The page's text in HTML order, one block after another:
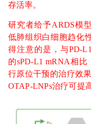
存活率。
研究者给予ARDS模
低肺组织白细胞趋化
得注意的是，与PD-
的sPD-L1 mRNA相比
行原位干预的治疗效
OTAP-LNPs治疗可提